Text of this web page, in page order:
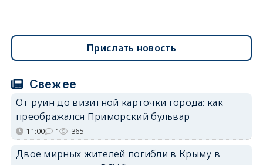
Прислать новость
Свежее
От руин до визитной карточки города: как
преображался Приморский бульвар
11:00 1 365
Двое мирных жителей погибли в Крыму в